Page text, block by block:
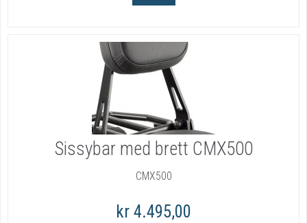
Sissybar med brett CMX500
CMX500
kr 4.495,00